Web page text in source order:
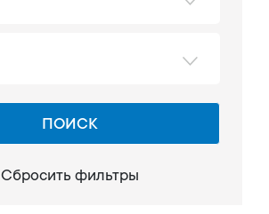
ПОИСК
Сбросить фильтры